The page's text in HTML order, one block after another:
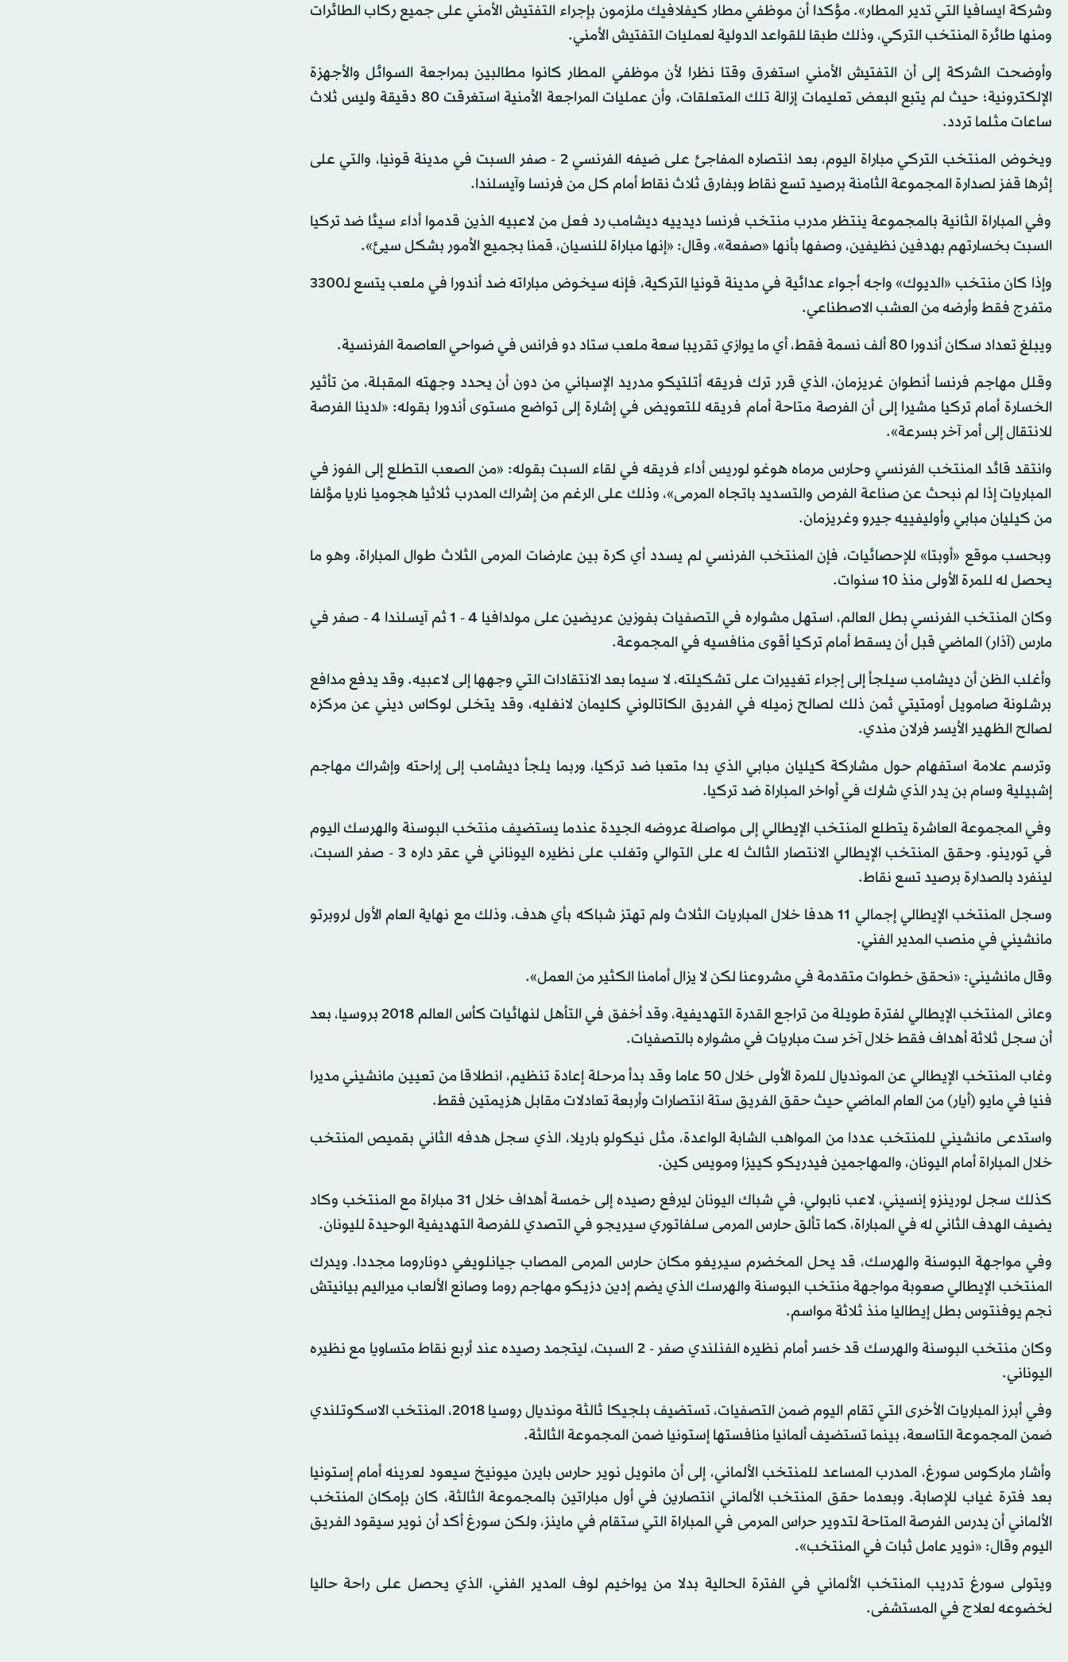
وشركة ايسافيا التي تدير المطار». مؤكدا أن موظفي مطار كيفلافيك ملزمون بإجراء التفتيش الأمني على جميع ركاب الطائرات
ومنها طائرة المنتخب التركي، وذلك طبقا للقواعد الدولية لعمليات التفتيش الأمني.
وأوضحت الشركة إلى أن التفتيش الأمني استغرق وقتا نظرا لأن موظفي المطار كانوا مطالبين بمراجعة السوائل والأجهزة
الإلكترونية؛ حيث لم يتبع البعض تعليمات إزالة تلك المتعلقات، وأن عمليات المراجعة الأمنية استغرقت 80 دقيقة وليس ثلاث
ساعات مثلما تردد.
ويخوض المنتخب التركي مباراة اليوم، بعد انتصاره المفاجئ على ضيفه الفرنسي 2 - صفر السبت في مدينة قونيا، والتي على
إثرها قفز لصدارة المجموعة الثامنة برصيد تسع نقاط وبفارق ثلاث نقاط أمام كل من فرنسا وآيسلندا.
وفي المباراة الثانية بالمجموعة ينتظر مدرب منتخب فرنسا ديدييه ديشامب رد فعل من لاعبيه الذين قدموا أداء سيئا ضد تركيا
السبت بخسارتهم بهدفين نظيفين، وصفها بأنها «صفعة»، وقال: «إنها مباراة للنسيان، قمنا بجميع الأمور بشكل سيئ».
وإذا كان منتخب «الديوك» واجه أجواء عدائية في مدينة قونيا التركية، فإنه سيخوض مباراته ضد أندورا في ملعب يتسع لـ3300
متفرج فقط وأرضه من العشب الاصطناعي.
ويبلغ تعداد سكان أندورا 80 ألف نسمة فقط، أي ما يوازي تقريبا سعة ملعب ستاد دو فرانس في ضواحي العاصمة الفرنسية.
وقلل مهاجم فرنسا أنطوان غريزمان، الذي قرر ترك فريقه أتلتيكو مدريد الإسباني من دون أن يحدد وجهته المقبلة، من تأثير
الخسارة أمام تركيا مشيرا إلى أن الفرصة متاحة أمام فريقه للتعويض في إشارة إلى تواضع مستوى أندورا بقوله: «لدينا الفرصة
للانتقال إلى أمر آخر بسرعة».
وانتقد قائد المنتخب الفرنسي وحارس مرماه هوغو لوريس أداء فريقه في لقاء السبت بقوله: «من الصعب التطلع إلى الفوز في
المباريات إذا لم نبحث عن صناعة الفرص والتسديد باتجاه المرمى»، وذلك على الرغم من إشراك المدرب ثلاثيا هجوميا ناريا مؤلفا
من كيليان مبابي وأوليفييه جيرو وغريزمان.
وبحسب موقع «أوبتا» للإحصائيات، فإن المنتخب الفرنسي لم يسدد أي كرة بين عارضات المرمى الثلاث طوال المباراة، وهو ما
يحصل له للمرة الأولى منذ 10 سنوات.
وكان المنتخب الفرنسي بطل العالم، استهل مشواره في التصفيات بفوزين عريضين على مولدافيا 4 - 1 ثم آيسلندا 4 - صفر في
مارس (آذار) الماضي قبل أن يسقط أمام تركيا أقوى منافسيه في المجموعة.
وأغلب الظن أن ديشامب سيلجأ إلى إجراء تغييرات على تشكيلته، لا سيما بعد الانتقادات التي وجهها إلى لاعبيه. وقد يدفع مدافع
برشلونة صامويل أومتيتي ثمن ذلك لصالح زميله في الفريق الكاتالوني كليمان لانغليه، وقد يتخلى لوكاس ديني عن مركزه
لصالح الظهير الأيسر فرلان مندي.
وترسم علامة استفهام حول مشاركة كيليان مبابي الذي بدا متعبا ضد تركيا، وربما يلجأ ديشامب إلى إراحته وإشراك مهاجم
إشبيلية وسام بن يدر الذي شارك في أواخر المباراة ضد تركيا.
وفي المجموعة العاشرة يتطلع المنتخب الإيطالي إلى مواصلة عروضه الجيدة عندما يستضيف منتخب البوسنة والهرسك اليوم
في تورينو. وحقق المنتخب الإيطالي الانتصار الثالث له على التوالي وتغلب على نظيره اليوناني في عقر داره 3 - صفر السبت،
لينفرد بالصدارة برصيد تسع نقاط.
وسجل المنتخب الإيطالي إجمالي 11 هدفا خلال المباريات الثلاث ولم تهتز شباكه بأي هدف، وذلك مع نهاية العام الأول لروبرتو
مانشيني في منصب المدير الفني.
وقال مانشيني: «نحقق خطوات متقدمة في مشروعنا لكن لا يزال أمامنا الكثير من العمل».
وعانى المنتخب الإيطالي لفترة طويلة من تراجع القدرة التهديفية، وقد أخفق في التأهل لنهائيات كأس العالم 2018 بروسيا، بعد
أن سجل ثلاثة أهداف فقط خلال آخر ست مباريات في مشواره بالتصفيات.
وغاب المنتخب الإيطالي عن المونديال للمرة الأولى خلال 50 عاما وقد بدأ مرحلة إعادة تنظيم، انطلاقا من تعيين مانشيني مديرا
فنيا في مايو (أيار) من العام الماضي حيث حقق الفريق ستة انتصارات وأربعة تعادلات مقابل هزيمتين فقط.
واستدعى مانشيني للمنتخب عددا من المواهب الشابة الواعدة، مثل نيكولو باريلا، الذي سجل هدفه الثاني بقميص المنتخب
خلال المباراة أمام اليونان، والمهاجمين فيدريكو كييزا ومويس كين.
كذلك سجل لورينزو إنسيني، لاعب نابولي، في شباك اليونان ليرفع رصيده إلى خمسة أهداف خلال 31 مباراة مع المنتخب وكاد
يضيف الهدف الثاني له في المباراة، كما تألق حارس المرمى سلفاتوري سيريجو في التصدي للفرصة التهديفية الوحيدة لليونان.
وفي مواجهة البوسنة والهرسك، قد يحل المخضرم سيريغو مكان حارس المرمى المصاب جيانلويغي دوناروما مجددا. ويدرك
المنتخب الإيطالي صعوبة مواجهة منتخب البوسنة والهرسك الذي يضم إدين دزيكو مهاجم روما وصانع الألعاب ميراليم بيانيتش
نجم يوفنتوس بطل إيطاليا منذ ثلاثة مواسم.
وكان منتخب البوسنة والهرسك قد خسر أمام نظيره الفنلندي صفر - 2 السبت، ليتجمد رصيده عند أربع نقاط متساويا مع نظيره
اليوناني.
وفي أبرز المباريات الأخرى التي تقام اليوم ضمن التصفيات، تستضيف بلجيكا ثالثة مونديال روسيا 2018، المنتخب الاسكوتلندي
ضمن المجموعة التاسعة، بينما تستضيف ألمانيا منافستها إستونيا ضمن المجموعة الثالثة.
وأشار ماركوس سورغ، المدرب المساعد للمنتخب الألماني، إلى أن مانويل نوير حارس بايرن ميونيخ سيعود لعرينه أمام إستونيا
بعد فترة غياب للإصابة. وبعدما حقق المنتخب الألماني انتصارين في أول مباراتين بالمجموعة الثالثة، كان بإمكان المنتخب
الألماني أن يدرس الفرصة المتاحة لتدوير حراس المرمى في المباراة التي ستقام في ماينز، ولكن سورغ أكد أن نوير سيقود الفريق
اليوم وقال: «نوير عامل ثبات في المنتخب».
ويتولى سورغ تدريب المنتخب الألماني في الفترة الحالية بدلا من يواخيم لوف المدير الفني، الذي يحصل على راحة حاليا
لخضوعه لعلاج في المستشفى.